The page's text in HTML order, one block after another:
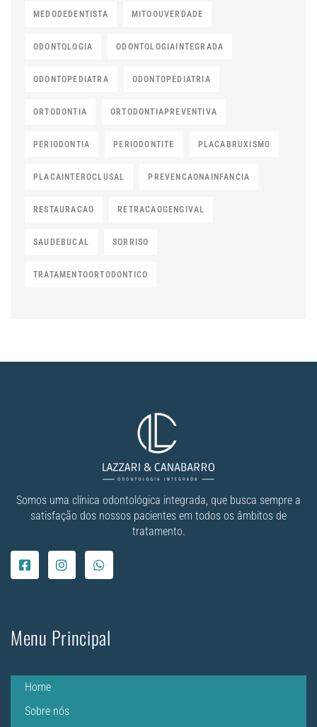
MEDODEDENTISTA MITOOUVERDADE
ODONTOLOGIA ODONTOLOGIAINTEGRADA
ODONTOPEDIATRA ODONTOPEDIATRIA
ORTODONTIA ORTODONTIAPREVENTIVA
PERIODONTIA PERIODONTITE PLACABRUXISMO
PLACAINTEROCLUSAL PREVENCAONAINFANCIA
RESTAURACAO RETRACAOGENGIVAL
SAUDEBUCAL SORRISO
TRATAMENTOORTODONTICO
Somos uma clínica odontológica integrada, que busca sempre a
satisfação dos nossos pacientes em todos os âmbitos de
tratamento.
Menu Principal
Home
Sobre nós